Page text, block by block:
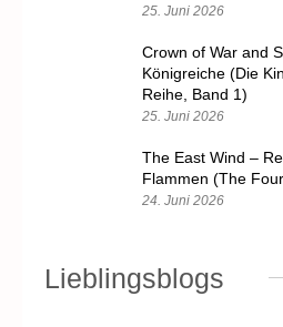
25. Juni 2026
Crown of War and
Königreiche (Die
Reihe, Band 1)
25. Juni 2026
The East Wind –
Flammen (The
24. Juni 2026
Lieblingsblogs